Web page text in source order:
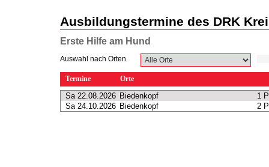
Auswahl nach Orten
Sa 22.08.2026 Biedenkopf
1
Sa 24.10.2026 Biedenkopf 2
Ausbildungstermine des DRK
Erste Hilfe am Hund
Termine Orte